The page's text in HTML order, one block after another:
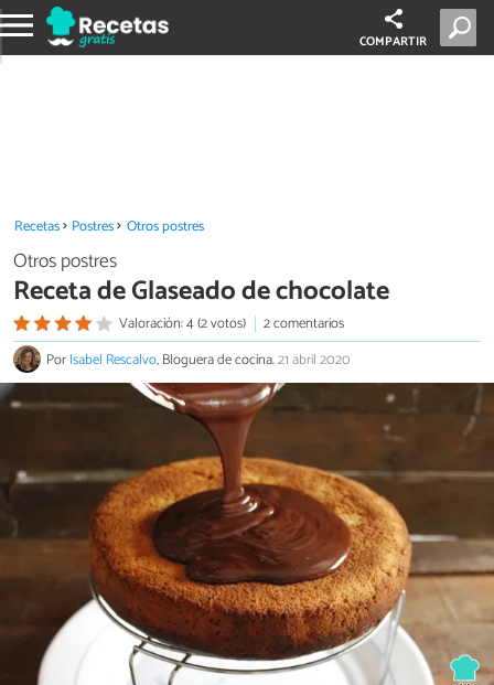
COMPARTIR
Recetas Postres Otros postres
Otros postres
Receta de Glaseado de chocolate
Valoración: 4 (2 votos)
2 comentarios
PorIsabel Rescalvo, Bloguera de cocina.21 abril 2020